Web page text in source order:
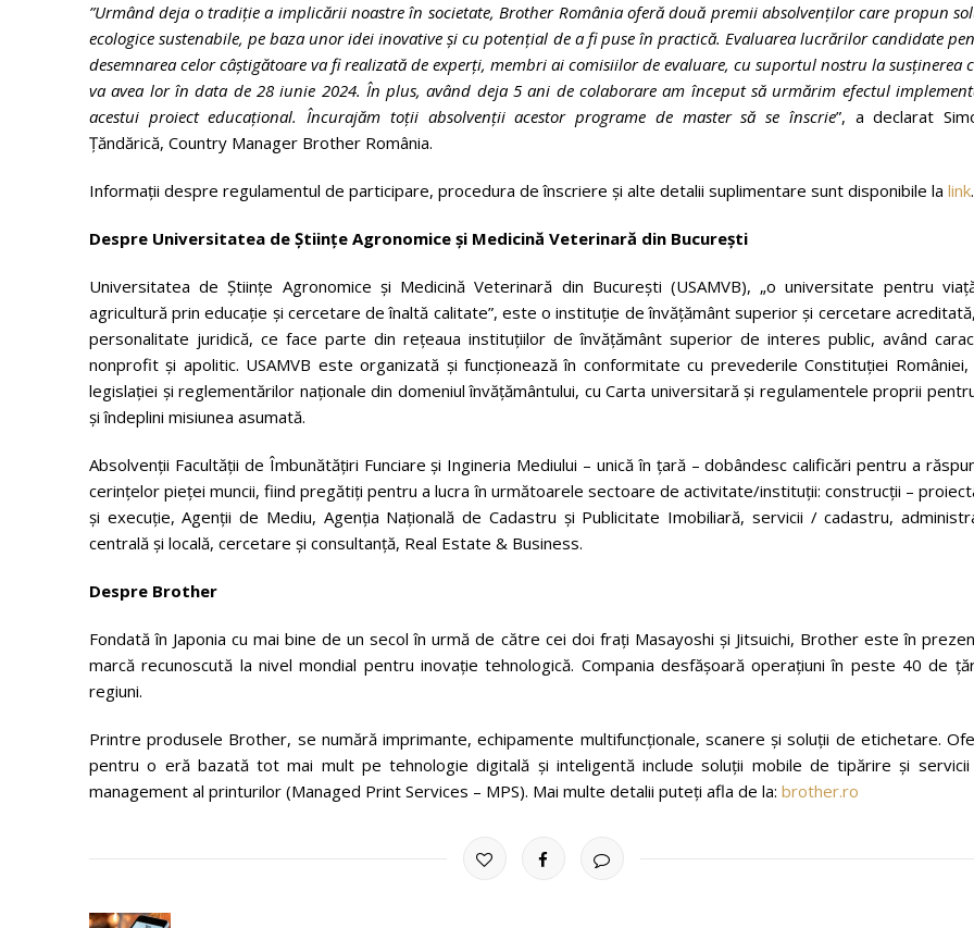
”Urmând deja o tradiție a implicării noastre în societate, Brother România oferă două premii absolvenților care propun
ecologice sustenabile, pe baza unor idei inovative și cu potențial de a fi puse în practică. Evaluarea lucrărilor candidate
desemnarea celor câștigătoare va fi realizată de experți, membri ai comisiilor de evaluare, cu suportul nostru la susținerea
va avea lor în data de 28 iunie 2024. În plus, având deja 5 ani de colaborare am început să urmărim efectul
acestui proiect educațional. Încurajăm toții absolvenții acestor programe de master să se înscrie”, a declarat
Țăndărică, Country Manager Brother România.
Informații despre regulamentul de participare, procedura de înscriere și alte detalii suplimentare sunt disponibile la link.
Despre Universitatea de Științe Agronomice și Medicină Veterinară din București
Universitatea de Ştiinţe Agronomice şi Medicină Veterinară din Bucureşti (USAMVB), „o universitate pentru
agricultură prin educaţie şi cercetare de înaltă calitate”, este o instituţie de învăţământ superior şi cercetare
personalitate juridică, ce face parte din reţeaua instituţiilor de învăţământ superior de interes public, având
nonprofit şi apolitic. USAMVB este organizată şi funcţionează în conformitate cu prevederile Constituţiei României,
legislaţiei şi reglementărilor naţionale din domeniul învăţământului, cu Carta universitară şi regulamentele proprii
şi îndeplini misiunea asumată.
Absolvenții Facultății de Îmbunătățiri Funciare și Ingineria Mediului – unică în ţară – dobândesc calificări pentru a
cerințelor pieței muncii, fiind pregătiți pentru a lucra în următoarele sectoare de activitate/instituții: construcții –
și execuție, Agenții de Mediu, Agenția Națională de Cadastru și Publicitate Imobiliară, servicii / cadastru,
centrală și locală, cercetare și consultanță, Real Estate & Business.
Despre Brother
Fondată în Japonia cu mai bine de un secol în urmă de către cei doi frați Masayoshi și Jitsuichi, Brother este în
marcă recunoscută la nivel mondial pentru inovație tehnologică. Compania desfășoară operațiuni în peste 40 de
regiuni.
Printre produsele Brother, se numără imprimante, echipamente multifuncționale, scanere și soluții de etichetare.
pentru o eră bazată tot mai mult pe tehnologie digitală și inteligentă include soluții mobile de tipărire și
management al printurilor (Managed Print Services – MPS). Mai multe detalii puteți afla de la: brother.ro